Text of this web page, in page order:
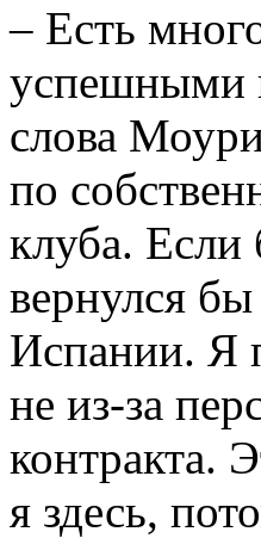
– Есть
успешными
слова
по
клуба. Если
вернулся
Испании. Я
не из-за
контракта.
я здесь,